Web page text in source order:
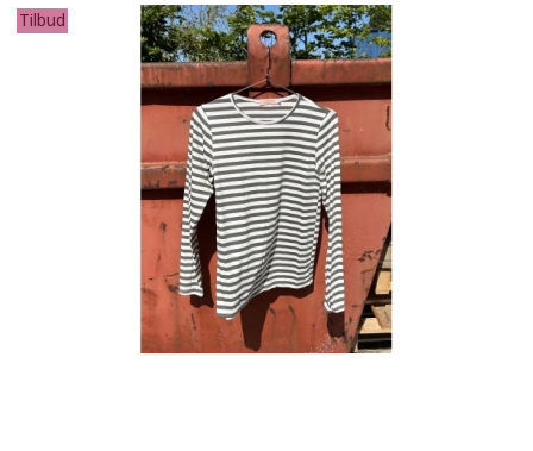
Tilbud